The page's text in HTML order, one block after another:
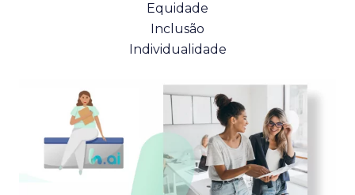
Equidade
Inclusão
Individualidade